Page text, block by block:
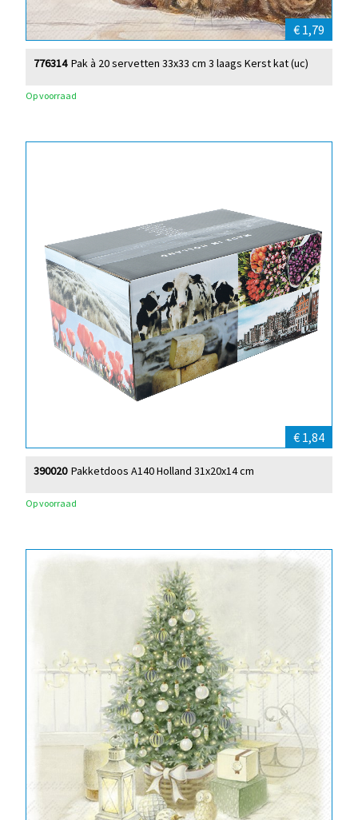
€ 1,79
Pak à 20 servetten 33x33 cm 3 laags Kerst kat (uc)
776314
Op voorraad
€ 1,84
Pakketdoos A140 Holland 31x20x14 cm
390020
Op voorraad